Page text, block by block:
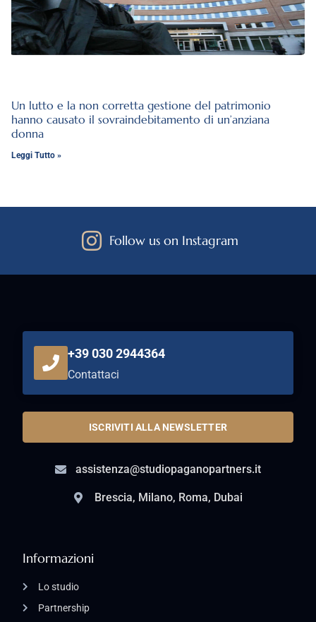
Un lutto e la non corretta gestione del patrimonio
hanno causato il sovraindebitamento di un’anziana
donna
Leggi Tutto »
Follow us on Instagram
Informazioni
Lo studio
Partnership
+39 030 2944364
Contattaci
ISCRIVITI ALLA NEWSLETTER
assistenza@studiopaganopartners.it
Brescia, Milano, Roma, Dubai